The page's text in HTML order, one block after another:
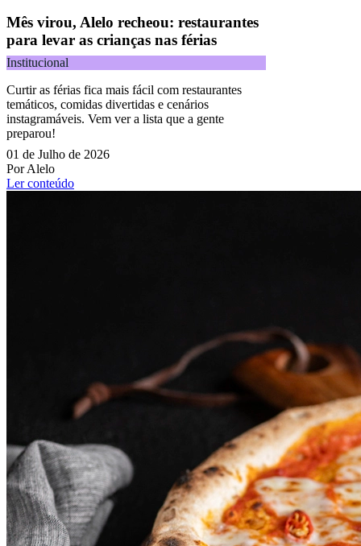
Mês virou, Alelo recheou: restaurantes
para levar as crianças nas férias
Institucional
Curtir as férias fica mais fácil com restaurantes
temáticos, comidas divertidas e cenários
instagramáveis. Vem ver a lista que a gente
preparou!
01 de Julho de 2026
Por Alelo
Ler conteúdo